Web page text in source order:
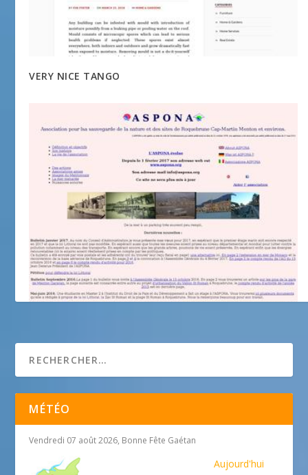
VERY NICE TANGO
MÉTÉO
Vendredi 07 août 2026, Bonne Fête Gaétan
Aujourd'hui